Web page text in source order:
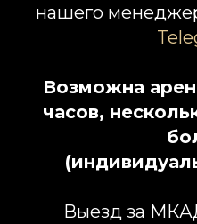
нашего
Возможна
часов,
Выезд за